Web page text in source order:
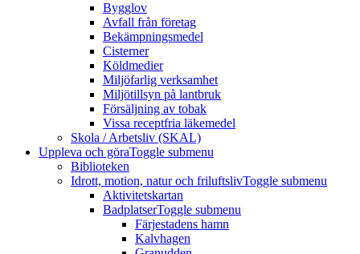
Bygglov
Avfall från företag
Bekämpningsmedel
Cisterner
Köldmedier
Miljöfarlig verksamhet
Miljötillsyn på lantbruk
Försäljning av tobak
Vissa receptfria läkemedel
Skola / Arbetsliv (SKAL)
Uppleva och göraToggle submenu
Biblioteken
Idrott, motion, natur och friluftslivToggle submenu
Aktivitetskartan
BadplatserToggle submenu
Färjestadens hamn
Kalvhagen